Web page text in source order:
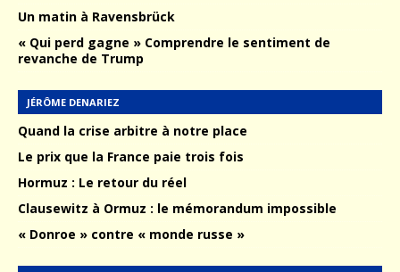
Un matin à Ravensbrück
« Qui perd gagne » Comprendre le sentiment de
revanche de Trump
JÉRÔME DENARIEZ
Quand la crise arbitre à notre place
Le prix que la France paie trois fois
Hormuz : Le retour du réel
Clausewitz à Ormuz : le mémorandum impossible
« Donroe » contre « monde russe »